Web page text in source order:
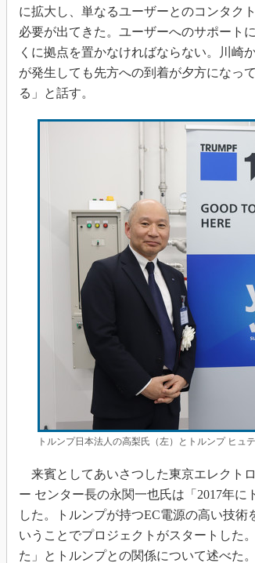
に拡大し、単なるユーザーとのコンタク
必要が出てきた。ユーザーへのサポート
くに拠点を置かなければならない。川崎
が発生しても先方への到着が夕方になっ
る」と話す。
トルンプ日本法人の高梨氏（左）とトルンプ ヒュ
来賓としてあいさつした東京エレクト
ー センター長の永関一也氏は「2017年
した。トルンプが持つEC電源の高い技
いうことでプロジェクトがスタートした
た」とトルンプとの関係について述べた。